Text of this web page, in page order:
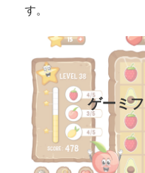
す。
ゲーミ